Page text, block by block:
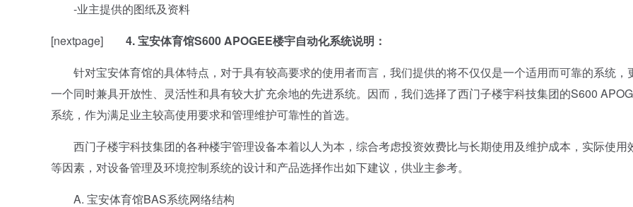
-业主提供的图纸及资料
[nextpage]
4. 宝安体育馆S600 APOGEE楼宇自动化系统说明：
针对宝安体育馆的具体特点，对于具有较高要求的使用者而言，我们提供的将不仅仅是一个适用而可靠的系统，
一个同时兼具开放性、灵活性和具有较大扩充余地的先进系统。因而，我们选择了西门子楼宇科技集团的S600
系统，作为满足业主较高使用要求和管理维护可靠性的首选。
西门子楼宇科技集团的各种楼宇管理设备本着以人为本，综合考虑投资效费比与长期使用及维护成本，实际使用
等因素，对设备管理及环境控制系统的设计和产品选择作出如下建议，供业主参考。
A. 宝安体育馆BAS系统网络结构